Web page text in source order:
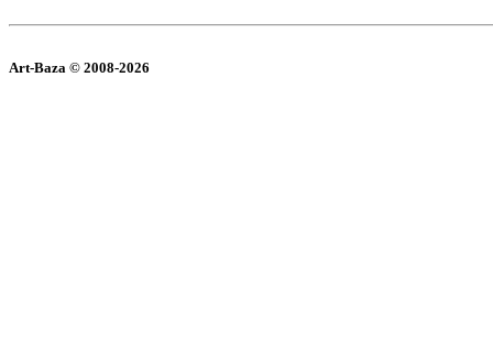
Art-Baza © 2008-2026